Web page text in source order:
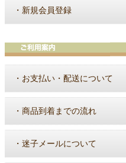
・ 新規会員登録
・ お支払い・配送について
・ 商品到着までの流れ
・ 迷子メールについて